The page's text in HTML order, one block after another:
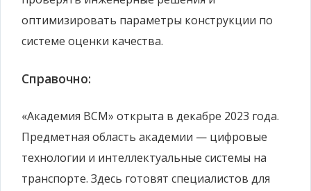
оптимизировать параметры конструкции по
системе оценки качества.
Справочно:
«Академия ВСМ» открыта в декабре 2023 года.
Предметная область академии — цифровые
технологии и интеллектуальные системы на
транспорте. Здесь готовят специалистов для